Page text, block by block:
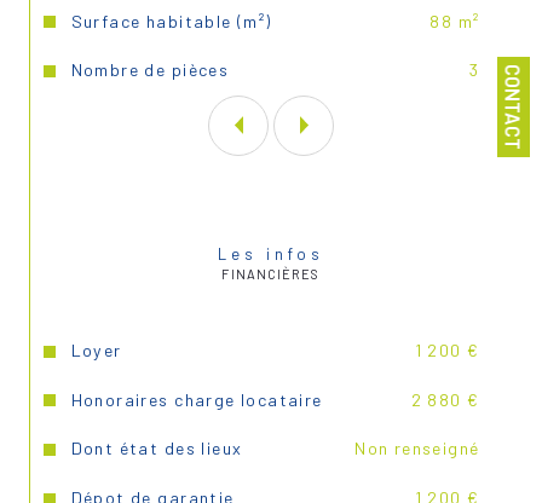
CONTACT
Surface habitable (m²) 88 m²
Nombre de pièces 3
Les infos
FINANCIÈRES
Loyer 1 200 €
Honoraires charge locataire 2 880 €
Dont état des lieux Non renseigné
Dépot de garantie 1 200 €